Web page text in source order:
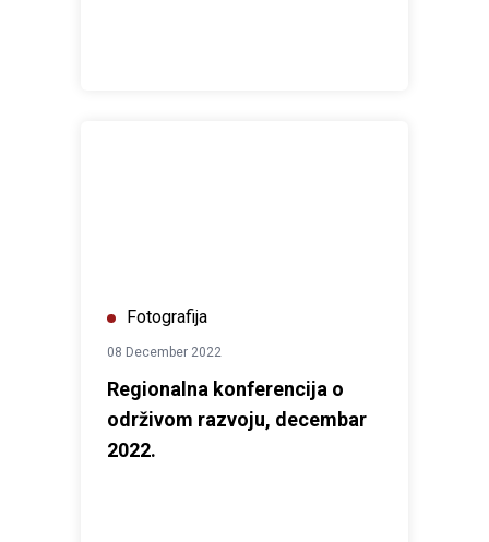
Fotografija
08 December 2022
Regionalna konferencija o
održivom razvoju, decembar
2022.